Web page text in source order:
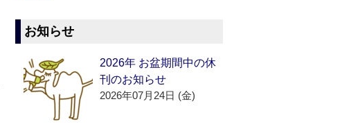
お知らせ
2026年 お盆期間中の休
刊のお知らせ
2026年07月24日 (金)